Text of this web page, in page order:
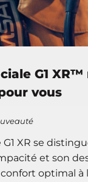
G1 XR™
vous
XR se
et son
optimal à